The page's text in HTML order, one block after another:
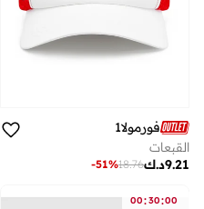
فورمولا1
القبعات
د.ك9.21
18.76
-51%
00:30:00